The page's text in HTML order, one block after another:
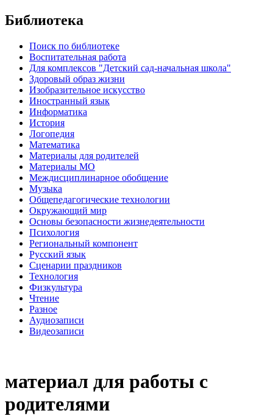
Библиотека
Поиск по библиотеке
Воспитательная работа
Для комплексов "Детский сад-начальная школа"
Здоровый образ жизни
Изобразительное искусство
Иностранный язык
Информатика
История
Логопедия
Математика
Материалы для родителей
Материалы МО
Междисциплинарное обобщение
Музыка
Общепедагогические технологии
Окружающий мир
Основы безопасности жизнедеятельности
Психология
Региональный компонент
Русский язык
Сценарии праздников
Технология
Физкультура
Чтение
Разное
Аудиозаписи
Видеозаписи
материал для работы с
родителями